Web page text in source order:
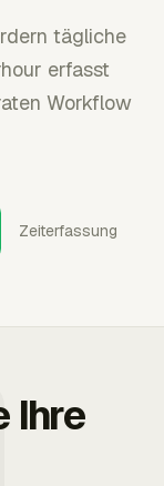
tägliche
erfasst
Workflow
Zeiterfassung
Ihre